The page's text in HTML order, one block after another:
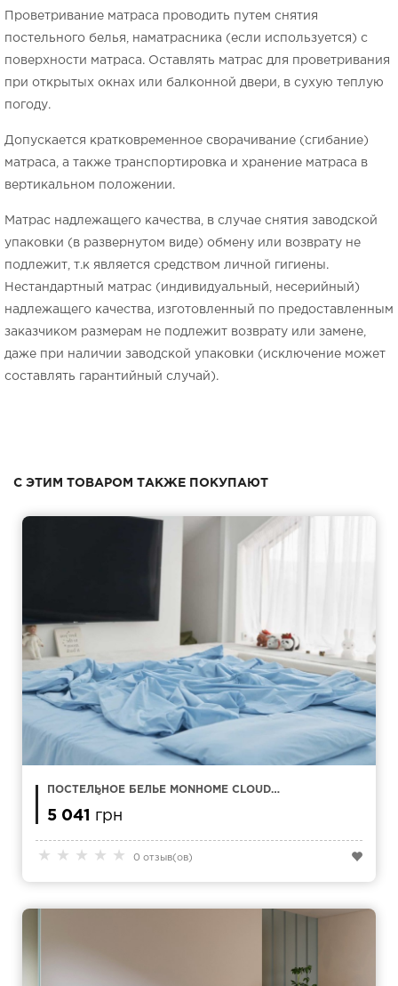
Проветривание матраса проводить путем снятия
постельного белья, наматрасника (если используется) с
поверхности матраса. Оставлять матрас для проветривания
при открытых окнах или балконной двери, в сухую теплую
погоду.
Допускается кратковременное сворачивание (сгибание)
матраса, а также транспортировка и хранение матраса в
вертикальном положении.
Матрас надлежащего качества, в случае снятия заводской
упаковки (в развернутом виде) обмену или возврату не
подлежит, т.к является средством личной гигиены.
Нестандартный матрас (индивидуальный, несерийный)
надлежащего качества, изготовленный по предоставленным
заказчиком размерам не подлежит возврату или замене,
даже при наличии заводской упаковки (исключение может
составлять гарантийный случай).
С ЭТИМ ТОВАРОМ ТАКЖЕ ПОКУПАЮТ
★ ★ ★ ★ ★ 0 отзыв(ов)
ПОСТЕЛЬНОЕ БЕЛЬЕ MONHOME CLOUD
5 041 грн